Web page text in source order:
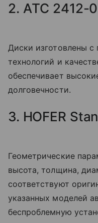
2. АTC 2412-
Диски изготовлены
технологий и
обеспечивает
долговечности.
3. HOFER
Геометрические
высота, толщина,
соответствуют
указанных моделей
беспроблемную